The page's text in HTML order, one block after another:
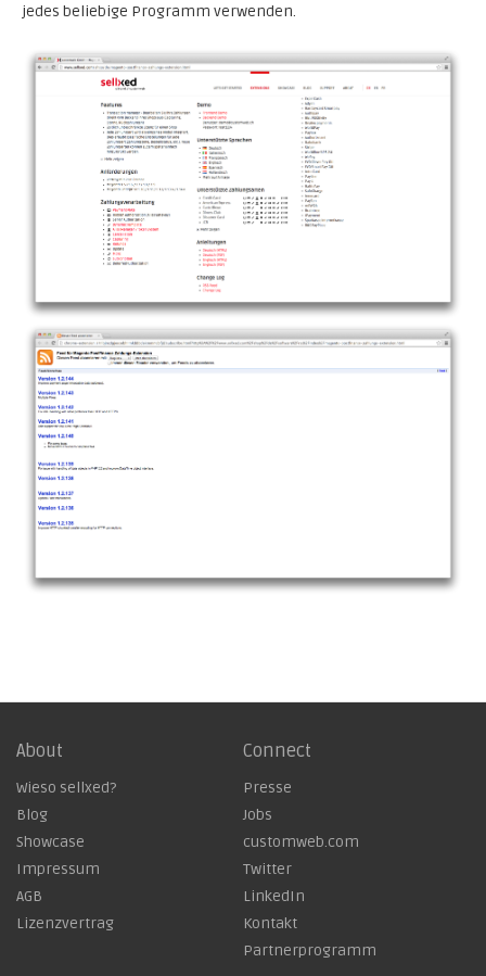
jedes beliebige Programm verwenden.
About
Wieso sellxed?
Blog
Showcase
Impressum
AGB
Lizenzvertrag
Connect
Presse
Jobs
customweb.com
Twitter
LinkedIn
Kontakt
Partnerprogramm